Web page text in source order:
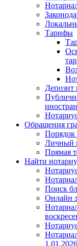
Тарифы
Депозит
Обращения
Порядок
Личный
Прямая
Найти
Поиск
Онлайн
1.01.2026